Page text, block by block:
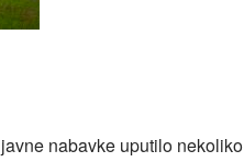
nabavke uputilo nekoliko